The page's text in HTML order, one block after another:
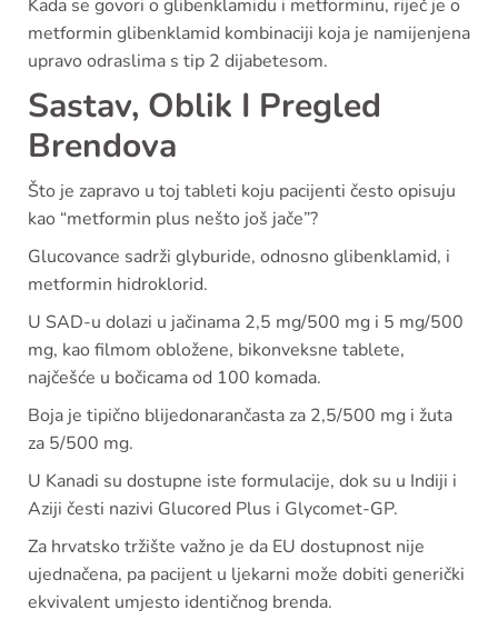
Kada se govori o glibenklamidu i metforminu, riječ je o
metformin glibenklamid kombinaciji koja je namijenjena
upravo odraslima s tip 2 dijabetesom.
Sastav, Oblik I Pregled
Brendova
Što je zapravo u toj tableti koju pacijenti često opisuju
kao “metformin plus nešto još jače”?
Glucovance sadrži glyburide, odnosno glibenklamid, i
metformin hidroklorid.
U SAD-u dolazi u jačinama 2,5 mg/500 mg i 5 mg/500
mg, kao filmom obložene, bikonveksne tablete,
najčešće u bočicama od 100 komada.
Boja je tipično blijedonarančasta za 2,5/500 mg i žuta
za 5/500 mg.
U Kanadi su dostupne iste formulacije, dok su u Indiji i
Aziji česti nazivi Glucored Plus i Glycomet-GP.
Za hrvatsko tržište važno je da EU dostupnost nije
ujednačena, pa pacijent u ljekarni može dobiti generički
ekvivalent umjesto identičnog brenda.